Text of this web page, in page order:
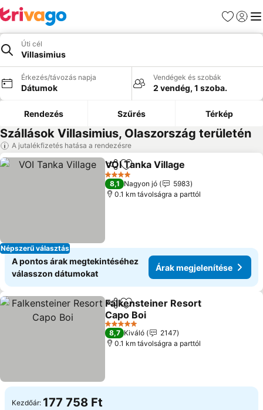
Kedvencek
Úti cél
Villasimius
Érkezés/távozás napja
Dátumok
Vendégek és szobák
2 vendég, 1 szoba.
Rendezés Szűrés Térkép
Szállások Villasimius, Olaszország területén
A jutalékfizetés hatása a rendezésre
Népszerű választás
Megosztás
Hozzáadás a kedvencekhez
VOI Tanka Village
4 Kategória
8,1 Nagyon jó
5983
0.1 km távolságra a parttól
A pontos árak megtekintéséhez
válasszon dátumokat
Árak megjelenítése
Megosztás
Hozzáadás a kedvencekhez
Falkensteiner Resort
Capo Boi
Árak megjelenítése
5 Kategória
8,7 Kiváló
2147
0.1 km távolságra a parttól
Kezdőár: 177 758 Ft